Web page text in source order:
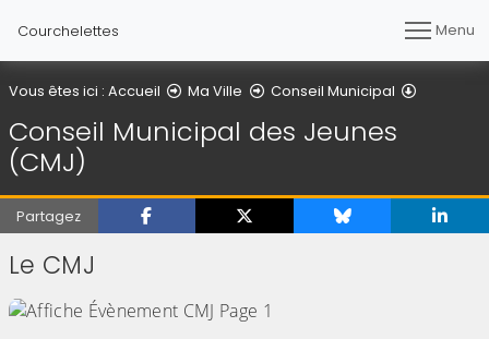
Courchelettes Menu
Vous êtes ici : Accueil Ma Ville Conseil Municipal
Conseil Municipal des Jeunes
(CMJ)
Partagez
Le CMJ